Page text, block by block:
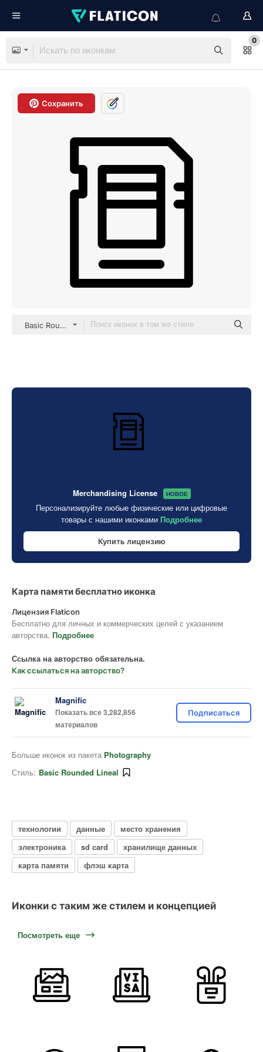
0
Сохранить
Basic Rounded Lineal
Merchandising License НОВОЕ
Персонализируйте любые физические или цифровые
товары с нашими иконками Подробнее
Купить лицензию
Карта памяти бесплатно иконка
Лицензия Flaticon
Бесплатно для личных и коммерческих целей с указанием
авторства. Подробнее
Ссылка на авторство обязательна.
Как ссылаться на авторство?
Magnific
Показать все 3,282,856
материалов
Подписаться
Больше иконок из пакета Photography
Стиль: Basic Rounded Lineal
технологии данные
место хранения
электроника
sd card
хранилище данных
карта памяти
флэш карта
Иконки с таким же стилем и концепцией
Посмотреть еще